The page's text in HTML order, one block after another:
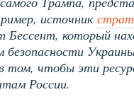
источник
который
чтобы эти
России.